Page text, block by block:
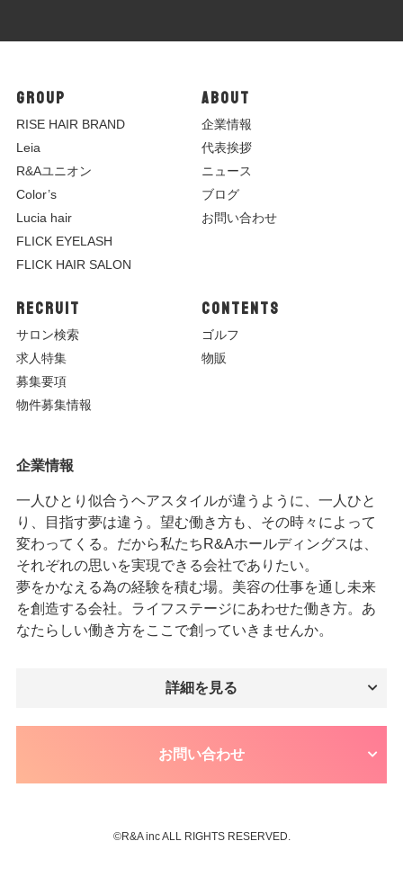
GROUP
RISE HAIR BRAND
Leia
R&Aユニオン
Color’s
Lucia hair
FLICK EYELASH
FLICK HAIR SALON
ABOUT
企業情報
代表挨拶
ニュース
ブログ
お問い合わせ
RECRUIT
サロン検索
求人特集
募集要項
物件募集情報
CONTENTS
ゴルフ
物販
企業情報
一人ひとり似合うヘアスタイルが違うように、一人ひと
り、目指す夢は違う。望む働き方も、その時々によって
変わってくる。だから私たちR&Aホールディングスは、
それぞれの思いを実現できる会社でありたい。
夢をかなえる為の経験を積む場。美容の仕事を通し未来
を創造する会社。ライフステージにあわせた働き方。あ
なたらしい働き方をここで創っていきませんか。
詳細を見る
お問い合わせ
©︎R&A inc ALL RIGHTS RESERVED.